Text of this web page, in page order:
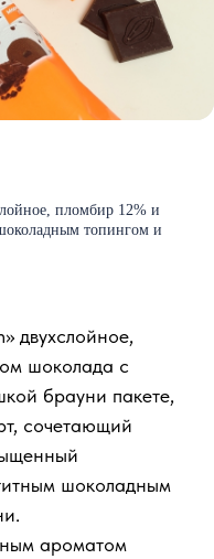
пломбир 12% и
топингом и
двухслойное,
шоколада с
брауни пакете,
сочетающий
шоколадным
ароматом